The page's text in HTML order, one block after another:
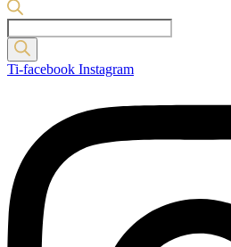
Products
search
Ti-facebook Instagram